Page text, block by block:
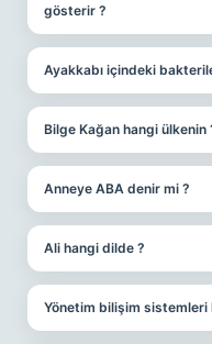
gösterir ?
Ayakkabı içindeki
Bilge Kağan hangi ülkenin
Anneye ABA denir mi ?
Ali hangi dilde ?
Yönetim bilişim sistemleri